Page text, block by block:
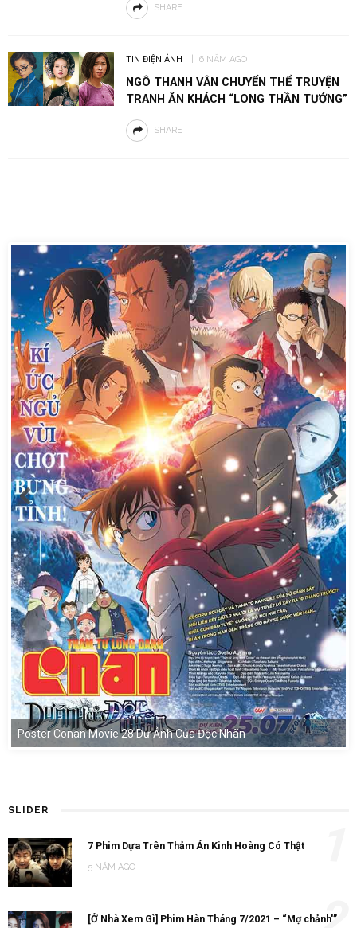
SHARE
TIN ĐIỆN ẢNH 6 NĂM AGO
NGÔ THANH VÂN CHUYỂN THỂ TRUYỆN
TRANH ĂN KHÁCH “LONG THẦN TƯỚNG”
SHARE
Poster Conan Movie 28 Dư Ảnh Của Độc Nhãn
SLIDER
7 Phim Dựa Trên Thảm Án Kinh Hoàng Có Thật
5 NĂM AGO
[Ở Nhà Xem Gì] Phim Hàn Tháng 7/2021 – “Mợ chảnh'”